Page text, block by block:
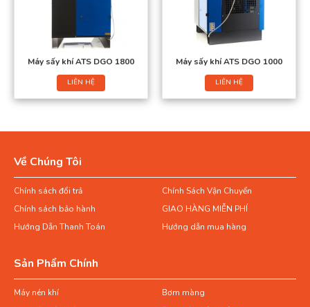
Máy sấy khí ATS DGO 1800
LIÊN HỆ
Máy sấy khí ATS DGO 1000
LIÊN HỆ
Về Chúng Tôi
Chính sách đổi trả
Chính Sách Vận Chuyển
Chính sách bảo hành
GIAO HÀNG MIỄN PHÍ
Hướng Dẫn Thanh Toán
Hướng dẫn mua hàng
Sản Phẩm Chính
Máy nén khí
Bơm màng